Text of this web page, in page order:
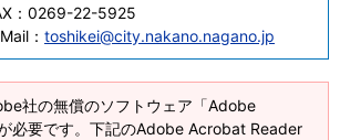
： 0269-22-5925
： toshikei@city.nakano.nagano.jp
社の無償のソフトウェア「Adobe
必要です。下記のAdobe Acrobat Reader